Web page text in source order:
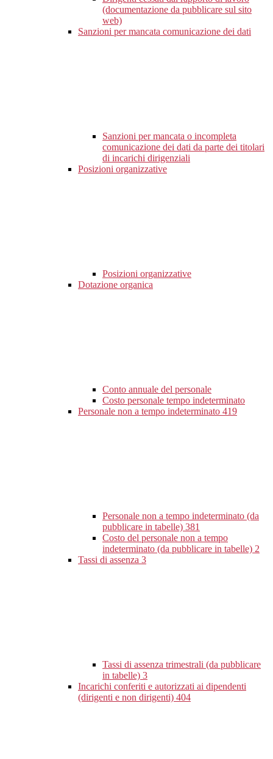
(documentazione da pubblicare sul sito
web)
Sanzioni per mancata comunicazione dei dati
Sanzioni per mancata o incompleta
comunicazione dei dati da parte dei titolari
di incarichi dirigenziali
Posizioni organizzative
Posizioni organizzative
Dotazione organica
Conto annuale del personale
Costo personale tempo indeterminato
Personale non a tempo indeterminato 419
Personale non a tempo indeterminato (da
pubblicare in tabelle) 381
Costo del personale non a tempo
indeterminato (da pubblicare in tabelle) 2
Tassi di assenza 3
Tassi di assenza trimestrali (da pubblicare
in tabelle) 3
Incarichi conferiti e autorizzati ai dipendenti
(dirigenti e non dirigenti) 404